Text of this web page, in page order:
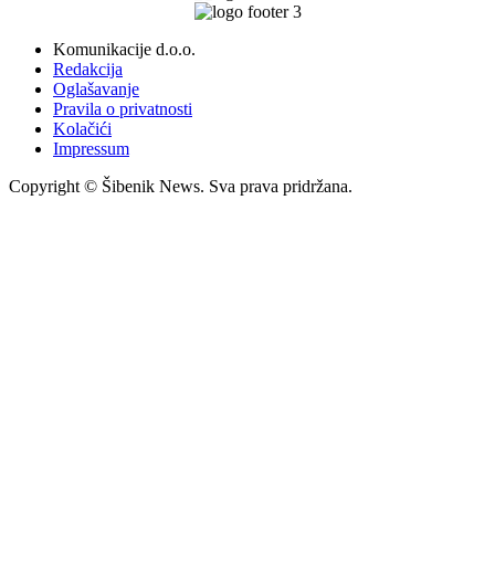
Komunikacije d.o.o.
Redakcija
Oglašavanje
Pravila o privatnosti
Kolačići
Impressum
Copyright © Šibenik News. Sva prava pridržana.